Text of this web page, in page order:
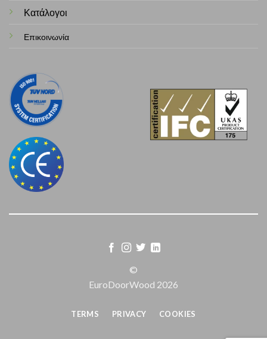
Κατάλογοι
Επικοινωνία
©
EuroDoorWood 2026
TERMS PRIVACY COOKIES